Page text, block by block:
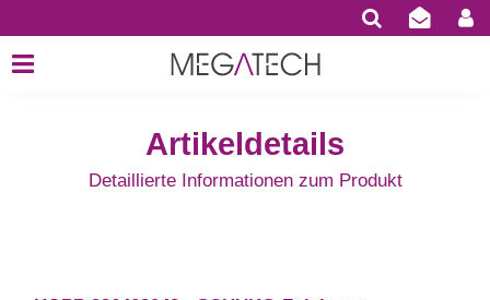
Artikeldetails
Detaillierte Informationen zum Produkt